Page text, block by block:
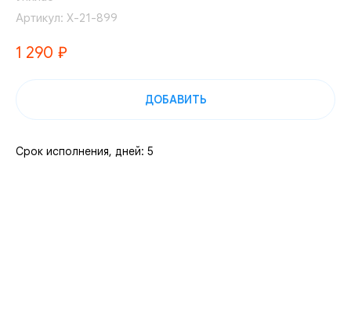
Артикул: Х-21-899
1 290 ₽
ДОБАВИТЬ
Срок исполнения, дней: 5